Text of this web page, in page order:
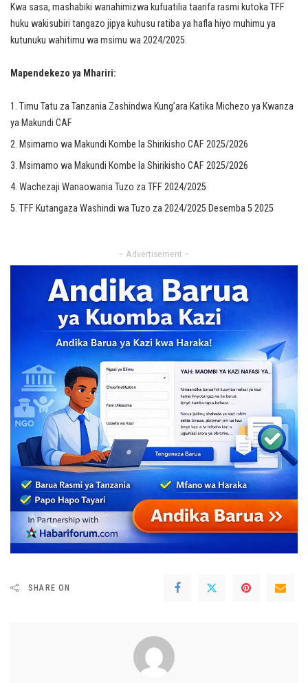
Kwa sasa, mashabiki wanahimizwa kufuatilia taarifa rasmi kutoka TFF
huku wakisubiri tangazo jipya kuhusu ratiba ya hafla hiyo muhimu ya
kutunuku wahitimu wa msimu wa 2024/2025.
Mapendekezo ya Mhariri:
Timu Tatu za Tanzania Zashindwa Kung’ara Katika Michezo ya Kwanza
ya Makundi CAF
Msimamo wa Makundi Kombe la Shirikisho CAF 2025/2026
Msimamo wa Makundi Kombe la Shirikisho CAF 2025/2026
Wachezaji Wanaowania Tuzo za TFF 2024/2025
TFF Kutangaza Washindi wa Tuzo za 2024/2025 Desemba 5 2025
– Advertisement –
SHARE ON